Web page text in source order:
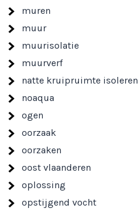
muren
muur
muurisolatie
muurverf
natte kruipruimte isoleren
noaqua
ogen
oorzaak
oorzaken
oost vlaanderen
oplossing
opstijgend vocht